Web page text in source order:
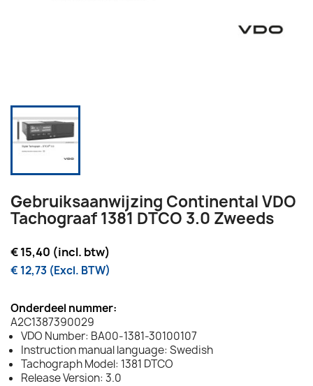
Gebruiksaanwijzing Continental VDO
Tachograaf 1381 DTCO 3.0 Zweeds
€ 15,40 (incl. btw)
€ 12,73 (Excl. BTW)
Onderdeel nummer:
A2C1387390029
VDO Number: BA00-1381-30100107
Instruction manual language: Swedish
Tachograph Model: 1381 DTCO
Release Version: 3.0